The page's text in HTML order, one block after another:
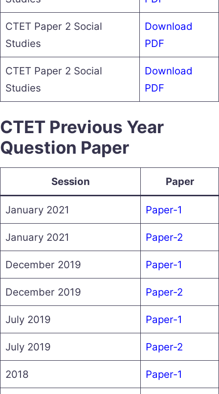
CTET Paper 2 Social
Studies
Download
PDF
CTET Paper 2 Social
Studies
Download
PDF
CTET Previous Year
Question Paper
Session Paper
January 2021 Paper-1
January 2021 Paper-2
December 2019 Paper-1
December 2019 Paper-2
July 2019 Paper-1
July 2019 Paper-2
2018 Paper-1